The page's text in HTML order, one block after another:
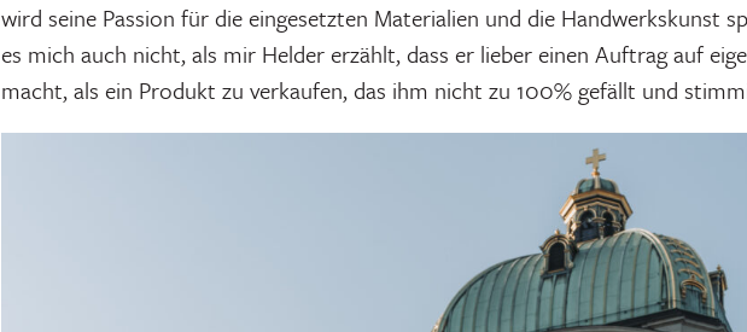
wird seine Passion für die eingesetzten Materialien und die Handwerkskunst
es mich auch nicht, als mir Helder erzählt, dass er lieber einen Auftrag auf
macht, als ein Produkt zu verkaufen, das ihm nicht zu 100% gefällt und